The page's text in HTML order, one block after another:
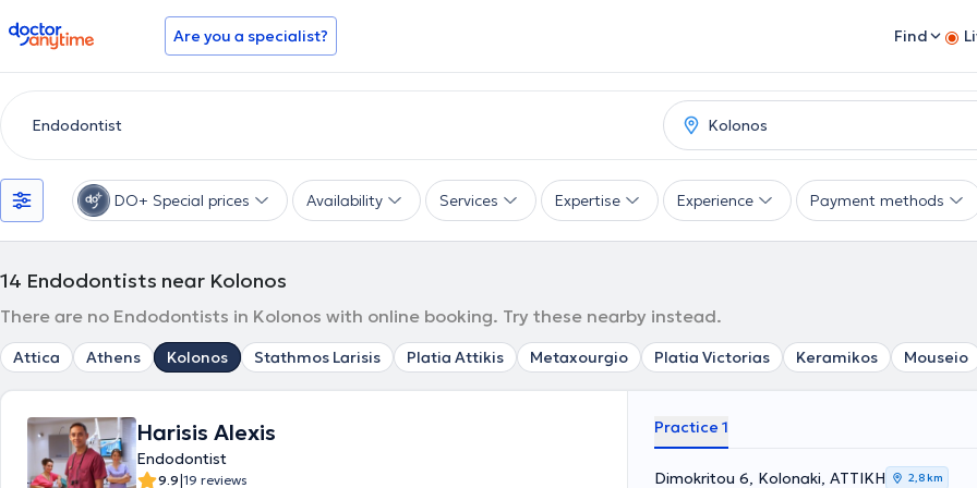
doctoranytime Are you a specialist? Find
DO+ Special prices Availability Services Expertise Experience Payment methods
14 Endodontists near Kolonos
There are no Endodontists in Kolonos with online booking. Try these nearby instead.
Attica Athens Kolonos Stathmos Larisis Platia Attikis Metaxourgio Platia Victorias Keramikos Mouseio
Harisis Alexis
Endodontist
9.9|19 reviews
Practice 1
Dimokritou 6, Kolonaki, ΑΤΤΙΚΗ 2,8 km